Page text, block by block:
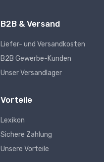
B2B & Versand
Liefer- und Versandkosten
B2B Gewerbe-Kunden
Unser Versandlager
Vorteile
Lexikon
Sichere Zahlung
Unsere Vorteile